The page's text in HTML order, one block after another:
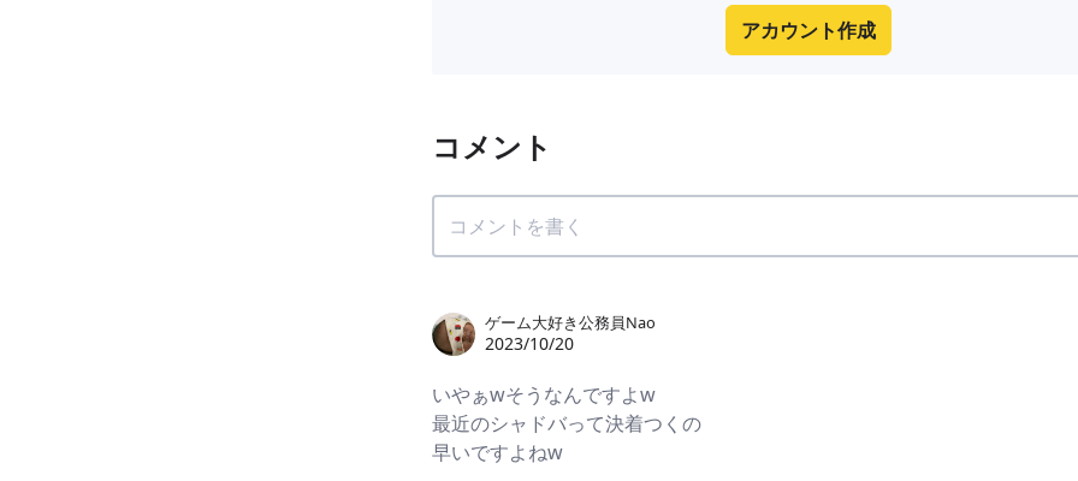
アカウント作成
コメント
ゲーム大好き公務員Nao
2023/10/20
いやぁwそうなんですよw
最近のシャドバって決着つくの
早いですよねw